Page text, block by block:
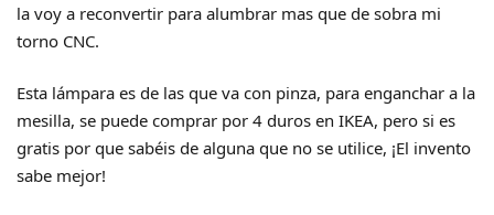
la voy a reconvertir para alumbrar mas que de sobra mi
torno CNC.
Esta lámpara es de las que va con pinza, para enganchar a la
mesilla, se puede comprar por 4 duros en IKEA, pero si es
gratis por que sabéis de alguna que no se utilice, ¡El invento
sabe mejor!